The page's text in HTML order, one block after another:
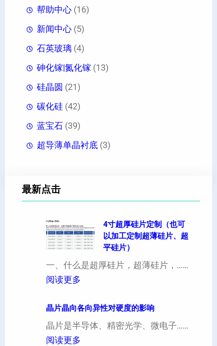
帮助中心 (16)
新闻中心 (5)
石英玻璃 (4)
砷化镓|氮化镓 (13)
硅晶圆 (21)
碳化硅 (42)
蓝宝石 (39)
超导薄单晶衬底 (3)
最新点击
4寸超厚硅片定制（也可
以加工定制超薄硅片、超
平硅片）
一、什么是超厚硅片，超薄硅片，……
阅读更多
寸
超
晶片晶向各向异性对硬度的影响
晶片是半导体、精密光学、微电子……
阅读更多